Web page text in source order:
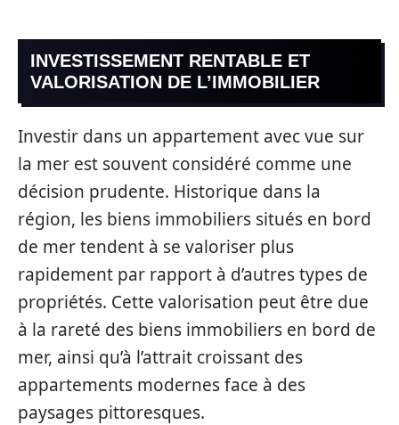
INVESTISSEMENT RENTABLE ET
VALORISATION DE L’IMMOBILIER
Investir dans un appartement avec vue sur
la mer est souvent considéré comme une
décision prudente. Historique dans la
région, les biens immobiliers situés en bord
de mer tendent à se valoriser plus
rapidement par rapport à d’autres types de
propriétés. Cette valorisation peut être due
à la rareté des biens immobiliers en bord de
mer, ainsi qu’à l’attrait croissant des
appartements modernes face à des
paysages pittoresques.